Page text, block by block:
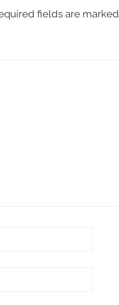
fields are marked